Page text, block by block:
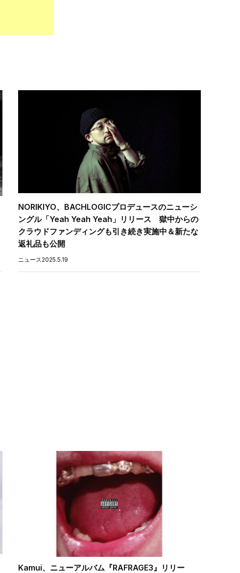
NORIKIYO、BACHLOGICプロデュースのニューシ
ングル「Yeah Yeah Yeah」リリース 獄中からの
クラウドファンディングも引き続き実施中＆新たな
返礼品も公開
ニュース 2025.5.19
Kamui、ニューアルバム『RAFRAGE3』リリー